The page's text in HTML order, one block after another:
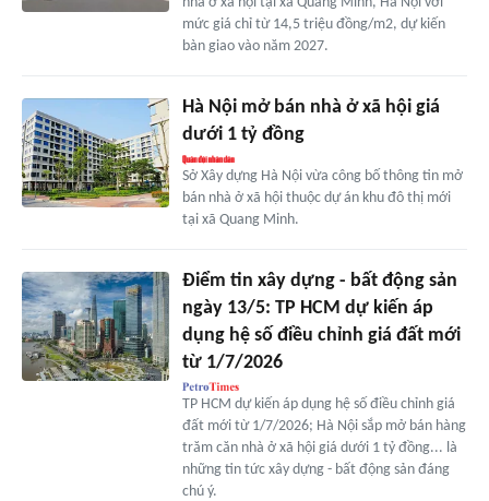
mức giá chỉ từ 14,5 triệu đồng/m2, dự kiến
bàn giao vào năm 2027.
Hà Nội mở bán nhà ở xã hội giá
dưới 1 tỷ đồng
Sở Xây dựng Hà Nội vừa công bố thông tin mở
bán nhà ở xã hội thuộc dự án khu đô thị mới
tại xã Quang Minh.
Điểm tin xây dựng - bất động sản
ngày 13/5: TP HCM dự kiến áp
dụng hệ số điều chỉnh giá đất mới
từ 1/7/2026
TP HCM dự kiến áp dụng hệ số điều chỉnh giá
đất mới từ 1/7/2026; Hà Nội sắp mở bán hàng
trăm căn nhà ở xã hội giá dưới 1 tỷ đồng... là
những tin tức xây dựng - bất động sản đáng
chú ý.